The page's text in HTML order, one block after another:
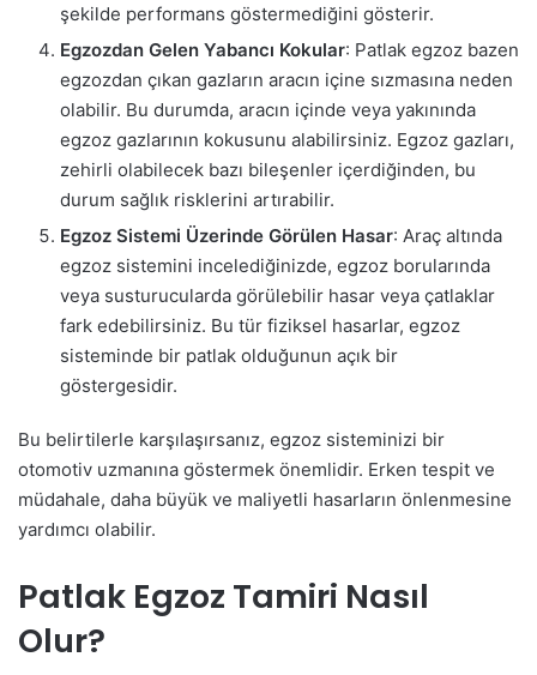
şekilde performans göstermediğini gösterir.
Egzozdan Gelen Yabancı Kokular: Patlak egzoz bazen
egzozdan çıkan gazların aracın içine sızmasına neden
olabilir. Bu durumda, aracın içinde veya yakınında
egzoz gazlarının kokusunu alabilirsiniz. Egzoz gazları,
zehirli olabilecek bazı bileşenler içerdiğinden, bu
durum sağlık risklerini artırabilir.
Egzoz Sistemi Üzerinde Görülen Hasar: Araç altında
egzoz sistemini incelediğinizde, egzoz borularında
veya susturucularda görülebilir hasar veya çatlaklar
fark edebilirsiniz. Bu tür fiziksel hasarlar, egzoz
sisteminde bir patlak olduğunun açık bir
göstergesidir.
Bu belirtilerle karşılaşırsanız, egzoz sisteminizi bir
otomotiv uzmanına göstermek önemlidir. Erken tespit ve
müdahale, daha büyük ve maliyetli hasarların önlenmesine
yardımcı olabilir.
Patlak Egzoz Tamiri Nasıl
Olur?